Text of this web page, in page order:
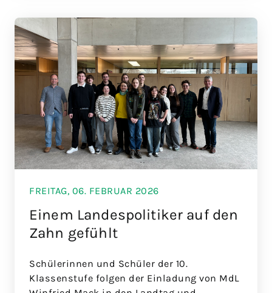
FREITAG, 06. FEBRUAR 2026
Einem Landespolitiker auf den
Zahn gefühlt
Schülerinnen und Schüler der 10.
Klassenstufe folgen der Einladung von MdL